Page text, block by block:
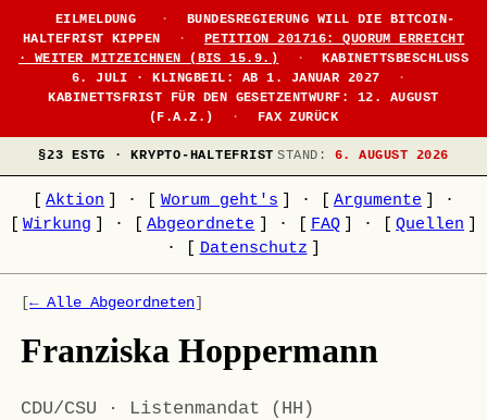
EILMELDUNG ·
BUNDESREGIERUNG WILL DIE BITCOIN-
HALTEFRIST KIPPEN
·
PETITION 201716: QUORUM ERREICHT
· WEITER MITZEICHNEN (BIS 15.9.)
·
KABINETTSBESCHLUSS
6. JULI · KLINGBEIL: AB 1. JANUAR 2027
·
KABINETTSFRIST FÜR DEN GESETZENTWURF: 12. AUGUST
(F.A.Z.)
· FAX ZURÜCK
§23 ESTG · KRYPTO-HALTEFRIST STAND: 6. AUGUST 2026
Aktion · Worum geht's · Argumente
·
Wirkung · Abgeordnete · FAQ · Quellen
·
Datenschutz
[← Alle Abgeordneten]
Franziska Hoppermann
CDU/CSU · Listenmandat (HH)